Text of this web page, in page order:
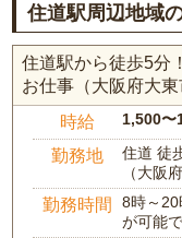
住道駅周辺地域
住道駅から徒歩5分
お仕事（大阪府大東
時給 1,500〜
勤務地
住道 徒
（大阪
勤務時間
8時～20
が可能